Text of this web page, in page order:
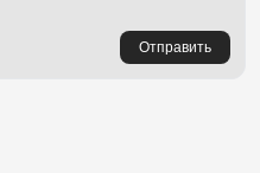
Отправить